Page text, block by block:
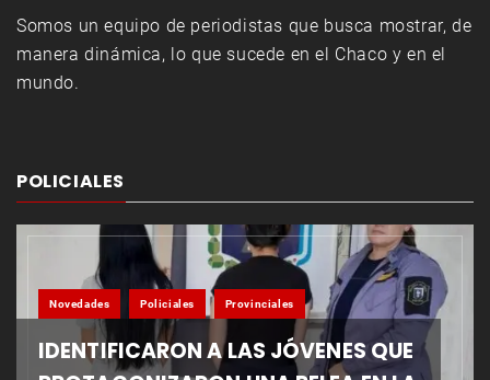
Somos un equipo de periodistas que busca mostrar, de
manera dinámica, lo que sucede en el Chaco y en el
mundo.
POLICIALES
Novedades Policiales Provinciales
IDENTIFICARON A LAS JÓVENES QUE